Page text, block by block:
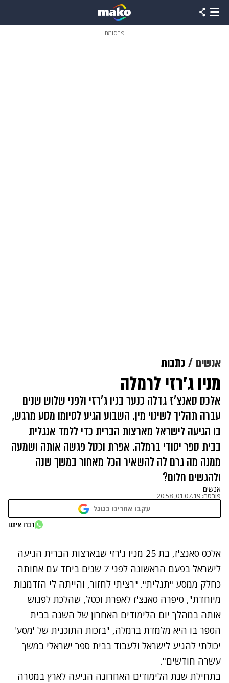
פרסומת
אנשים כתבות
מניו ג'רזי לרמלה
אלכס סאנצ'ז גדלה כנער בניו ג'רזי ולפני שלוש שנים
עברה תהליך לשינוי מין. השבוע הגיע לסיומו מסע מרגש,
בו הגיעה לישראל מארצות הברית כדי ללמד אנגלית
בבית ספר יסודי ברמלה. אפרת וכטל פגשה אותה ושמעה
ממנה מה גרם לה להשאיר הכל מאחור במשך שנה
ולהגשים חלום?
אנשים
פורסם: 01.07.19, 20:58
עקבו אחרינו בגוגל
נתקלנו בבעיה
דברו איתנו
אלכס סאנצ'ז, בת 25 מניו ג'רזי שבארצות הברית הגיעה
לישראל בפעם הראשונה לפני 7 שנים ביחד עם אחותה
כחלק ממסע "תגלית". "רציתי לחזור, והייתה לי הזדמנות
מיוחדת", סיפרה סאנצ'ז לאפרת וכטל, שהלכת לפגוש
אותה במהלך יום הלימודים האחרון של השנה בבית
הספר בו היא מלמדת ברמלה, "בזכות התוכנית של 'מסע'
יכולתי להגיע לישראל ולעבוד בבית ספר ישראלי במשך
עשרה חודשים".
בתחילת שנת הלימודים האחרונה הגיעה לארץ במטרה